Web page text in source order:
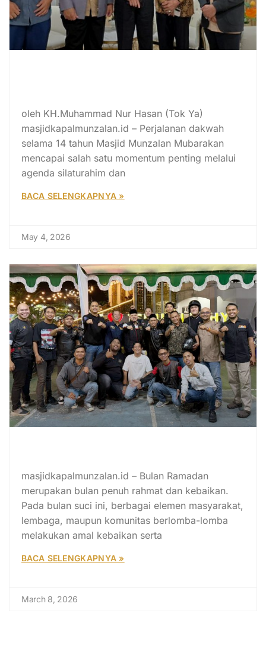
oleh KH.Muhammad Nur Hasan (Tok Ya)
masjidkapalmunzalan.id – Perjalanan dakwah
selama 14 tahun Masjid Munzalan Mubarakan
mencapai salah satu momentum penting melalui
agenda silaturahim dan
BACA SELENGKAPNYA »
May 4, 2026
masjidkapalmunzalan.id – Bulan Ramadan
merupakan bulan penuh rahmat dan kebaikan.
Pada bulan suci ini, berbagai elemen masyarakat,
lembaga, maupun komunitas berlomba-lomba
melakukan amal kebaikan serta
BACA SELENGKAPNYA »
March 8, 2026